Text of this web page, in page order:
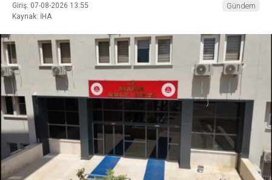
Giriş: 07-08-2026 13:55
Kaynak: İHA
Gündem